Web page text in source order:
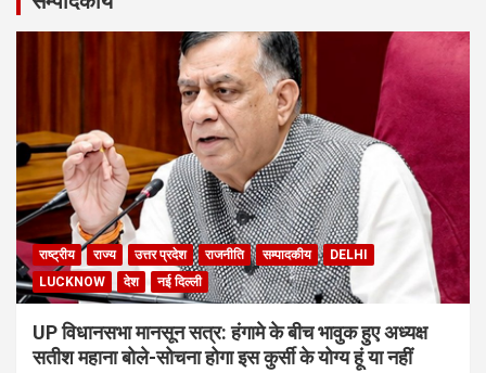
राष्ट्रीय राज्य उत्तर प्रदेश राजनीति सम्पादकीय
DELHI
LUCKNOW
देश नई दिल्ली
UP विधानसभा मानसून सत्र: हंगामे के बीच भावुक हुए अध्यक्ष
सतीश महाना बोले-सोचना होगा इस कुर्सी के योग्य हूं या नहीं